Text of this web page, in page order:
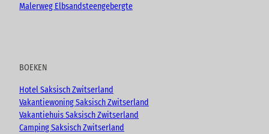
Malerweg Elbsandsteengebergte
BOEKEN
Hotel Saksisch Zwitserland
Vakantiewoning Saksisch Zwitserland
Vakantiehuis Saksisch Zwitserland
Camping Saksisch Zwitserland